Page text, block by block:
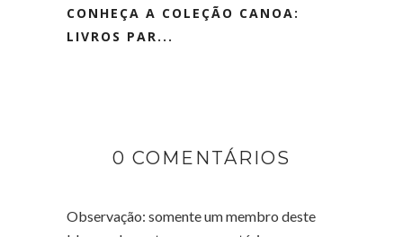
CONHEÇA A COLEÇÃO CANOA:
LIVROS PAR...
0 COMENTÁRIOS
Observação: somente um membro deste